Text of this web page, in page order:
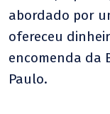
abordado por
ofereceu
encomenda da
Paulo.